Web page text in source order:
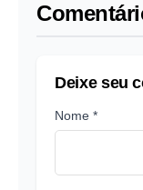
Deixe seu
Nome *